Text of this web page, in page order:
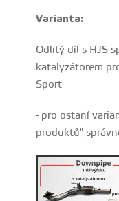
Varianta:
Odlitý díl s HJS
katalyzátorem
Sport
- pro ostaní
produktů"